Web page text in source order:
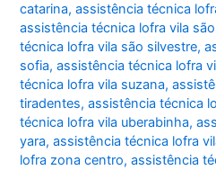
catarina,assistência técnica
assistência técnica lofra vila
técnica lofra vila são silvestre,
sofia,assistência técnica lofra
técnica lofra vila suzana,
tiradentes,assistência técnica
técnica lofra vila uberabinha,
yara,assistência técnica lofra
lofra zona centro,assistência